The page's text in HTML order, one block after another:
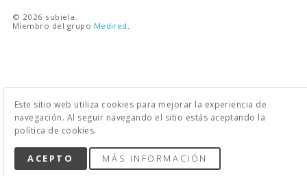
© 2026 subiela.
Miembro del grupo Medired .
Este sitio web utiliza cookies para mejorar la experiencia de
navegación. Al seguir navegando el sitio estás aceptando la
política de cookies.
ACEPTO MÁS INFORMACIÓN